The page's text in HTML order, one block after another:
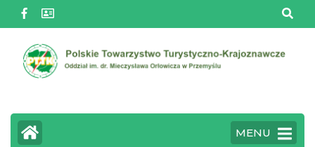
Skip
to
content
(Press
MENU